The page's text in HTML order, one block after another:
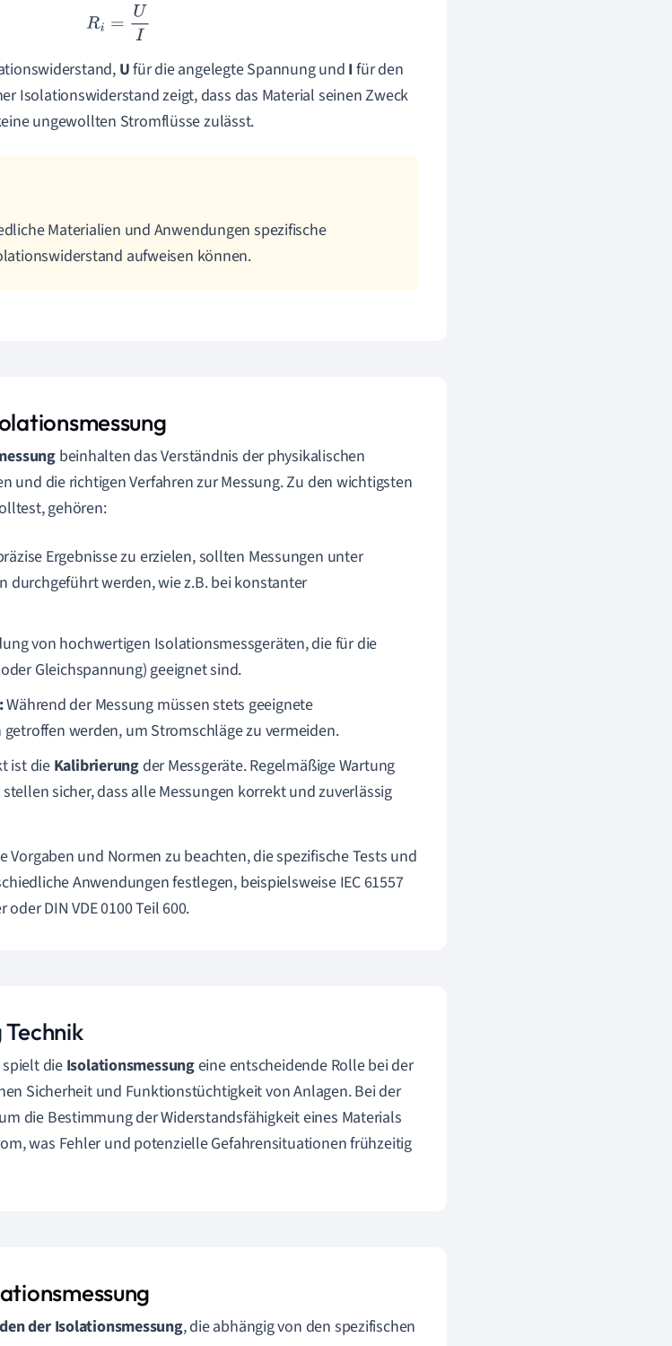
R i=UI
Ufür die angelegte Spannung und I für den
Isolationswiderstand zeigt, dass das Material seinen Zweck
ungewollten Stromflüsse zulässt.
Materialien und Anwendungen spezifische
aufweisen können.
beinhalten das Verständnis der physikalischen
und die richtigen Verfahren zur Messung. Zu den wichtigsten
gehören:
Ergebnisse zu erzielen, sollten Messungen unter
durchgeführt werden, wie z.B. bei konstanter
von hochwertigen Isolationsmessgeräten, die für die
Gleichspannung) geeignet sind.
Während der Messung müssen stets geeignete
werden, um Stromschläge zu vermeiden.
ist die Kalibrierungder Messgeräte. Regelmäßige Wartung
sicher, dass alle Messungen korrekt und zuverlässig
Vorgaben und Normen zu beachten, die spezifische Tests und
Anwendungen festlegen, beispielsweise IEC 61557
DIN VDE 0100 Teil 600.
die Isolationsmessungeine entscheidende Rolle bei der
Sicherheit und Funktionstüchtigkeit von Anlagen. Bei der
die Bestimmung der Widerstandsfähigkeit eines Materials
was Fehler und potenzielle Gefahrensituationen frühzeitig
der Isolationsmessung, die abhängig von den spezifischen